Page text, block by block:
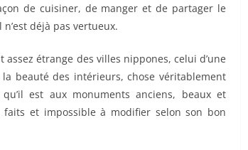
de cuisiner, de manger et de partager le
déjà pas vertueux.
étrange des villes nippones, celui d’une
beauté des intérieurs, chose véritablement
est aux monuments anciens, beaux et
et impossible à modifier selon son bon